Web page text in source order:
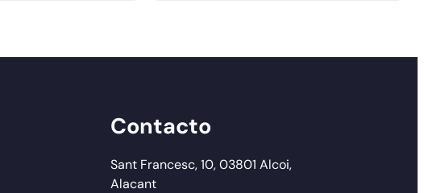
Contacto
Sant Francesc, 10, 03801 Alcoi,
Alacant